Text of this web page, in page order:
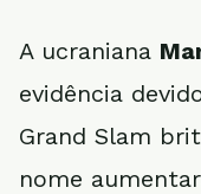
A ucraniana
evidência
Grand Slam
nome